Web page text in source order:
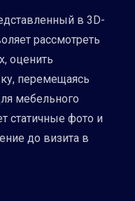
в 3D-
рассмотреть
оценить
перемещаясь
мебельного
статичные фото и
до визита в